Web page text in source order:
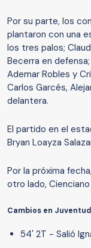
Por su parte, los
plantaron con una
los tres palos;
Becerra en
Ademar Robles y
Carlos Garcés,
delantera.
El partido en el
Bryan Loayza
Por la próxima
otro lado,
Cambios en Juventud
54' 2T - Salió